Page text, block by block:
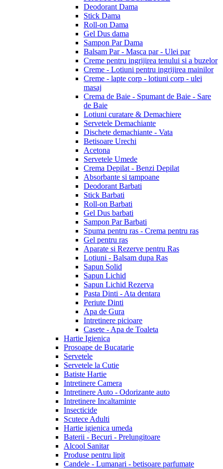
Deodorant Dama
Stick Dama
Roll-on Dama
Gel Dus dama
Sampon Par Dama
Balsam Par - Masca par - Ulei par
Creme pentru ingrijirea tenului si a buzelor
Creme - Lotiuni pentru ingrijirea mainilor
Creme - lapte corp - lotiuni corp - ulei
masaj
Crema de Baie - Spumant de Baie - Sare
de Baie
Lotiuni curatare & Demachiere
Servetele Demachiante
Dischete demachiante - Vata
Betisoare Urechi
Acetona
Servetele Umede
Crema Depilat - Benzi Depilat
Absorbante si tampoane
Deodorant Barbati
Stick Barbati
Roll-on Barbati
Gel Dus barbati
Sampon Par Barbati
Spuma pentru ras - Crema pentru ras
Gel pentru ras
Aparate si Rezerve pentru Ras
Lotiuni - Balsam dupa Ras
Sapun Solid
Sapun Lichid
Sapun Lichid Rezerva
Pasta Dinti - Ata dentara
Periute Dinti
Apa de Gura
Intretinere picioare
Casete - Apa de Toaleta
Hartie Igienica
Prosoape de Bucatarie
Servetele
Servetele la Cutie
Batiste Hartie
Intretinere Camera
Intretinere Auto - Odorizante auto
Intretinere Incaltaminte
Insecticide
Scutece Adulti
Hartie igienica umeda
Baterii - Becuri - Prelungitoare
Alcool Sanitar
Produse pentru lipit
Candele - Lumanari - betisoare parfumate